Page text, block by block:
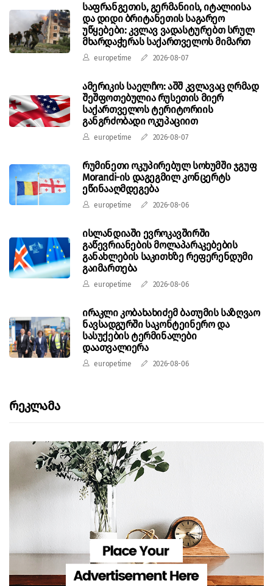
საფრანგეთის, გერმანიის, იტალიისა
და დიდი ბრიტანეთის საგარეო
უწყებები: კვლავ ვადასტურებთ სრულ
მხარდაჭერას საქართველოს მიმართ
europetime 2026-08-07
ამერიკის საელჩო: აშშ კვლავაც ღრმად
შეშფოთებულია რუსეთის მიერ
საქართველოს ტერიტორიის
განგრძობადი ოკუპაციით
europetime 2026-08-07
რუმინეთი ოკუპირებულ სოხუმში ჯგუფ
Morandi-ის დაგეგმილ კონცერტს
ეწინააღმდეგება
europetime 2026-08-06
ისლანდიაში ევროკავშირში
გაწევრიანების მოლაპარაკებების
განახლების საკითხზე რეფერენდუმი
გაიმართება
europetime 2026-08-06
ირაკლი კობახახიძემ ბათუმის საზღვაო
ნავსადგურში საკონტეინერო და
სასუქების ტერმინალები
დაათვალიერა
europetime 2026-08-06
Რეკლამა